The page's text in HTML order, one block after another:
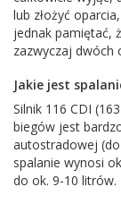
lub złożyć
jednak pamiętać,
zazwyczaj dwóch
Jakie jest
Silnik 116 CDI
biegów jest
autostradowej
spalanie wynosi
do ok. 9-10 litrów.